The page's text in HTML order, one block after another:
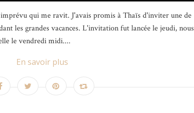
qui me ravit. J'avais promis à Thaïs d'inviter une de
les grandes vacances. L'invitation fut lancée le jeudi, nous
le vendredi midi....
En savoir plus